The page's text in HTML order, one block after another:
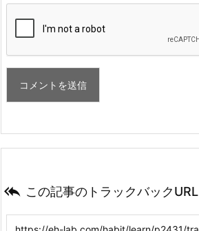
 この記事のトラックバックURL